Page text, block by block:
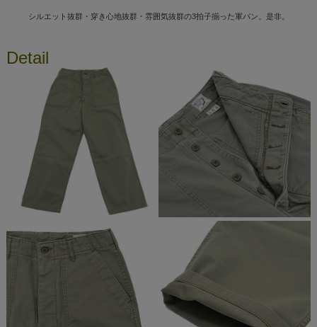
シルエット抜群・穿き心地抜群・雰囲気抜群の3拍子揃った軍パン。是非。
Detail